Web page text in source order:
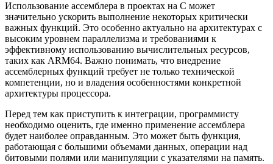
Использование ассемблера в проектах на C может
значительно ускорить выполнение некоторых критически
важных функций. Это особенно актуально на архитектурах с
высоким уровнем параллелизма и требованиями к
эффективному использованию вычислительных ресурсов,
таких как ARM64. Важно понимать, что внедрение
ассемблерных функций требует не только технической
компетенции, но и владения особенностями конкретной
архитектуры процессора.
Перед тем как приступить к интеграции, программисту
необходимо оценить, где именно применение ассемблера
будет наиболее оправданным. Это может быть функция,
работающая с большими объемами данных, операции над
битовыми полями или манипуляции с указателями на память.